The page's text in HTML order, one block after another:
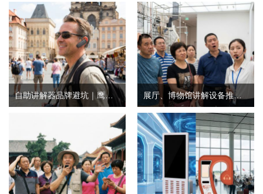
自助讲解器品牌避坑｜鹰米自助讲解器，实测好用不踩雷 展厅、博物馆讲解设备推荐｜分区讲解系统，解决多团队接待核心痛点